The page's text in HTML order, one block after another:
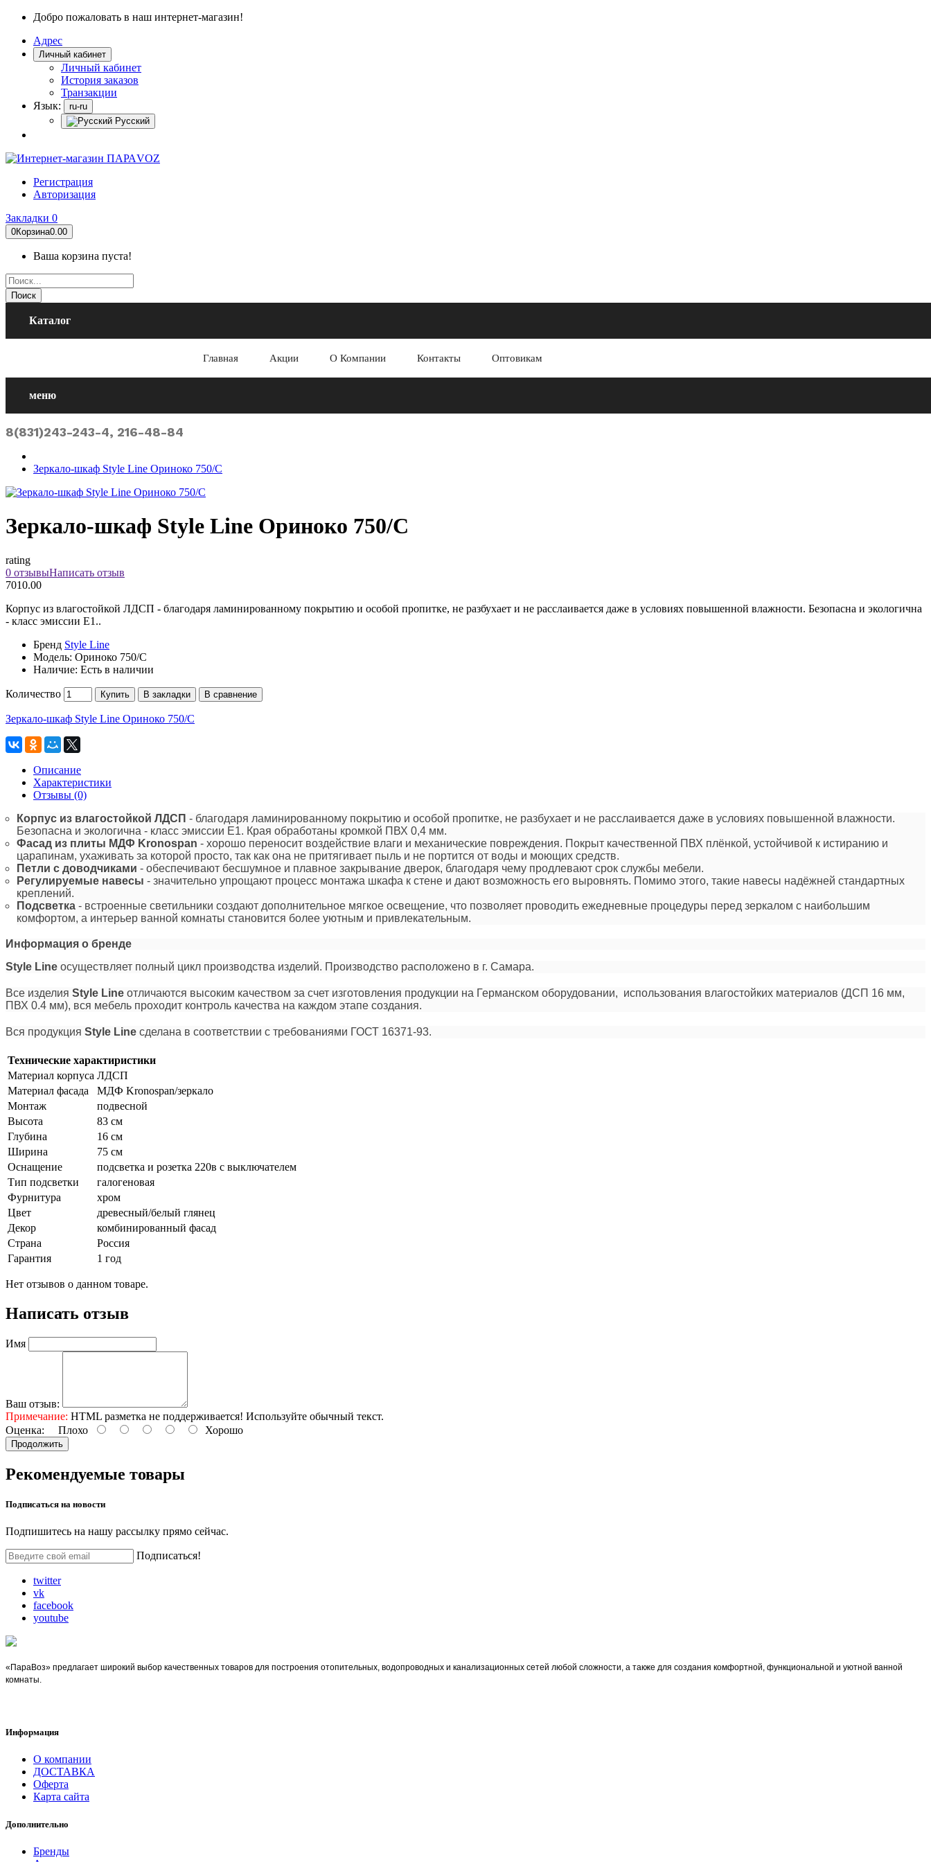
Добро пожаловать в наш интернет-магазин!
Адрес
Личный кабинет
Личный кабинет
История заказов
Транзакции
Язык:
ru-ru
Русский
Регистрация
Авторизация
Закладки 0
0Корзина0.00
Ваша корзина пуста!
Поиск
Каталог
Главная Акции О Компании Контакты Оптовикам
меню
8(831)243-243-4, 216-48-84
Зеркало-шкаф Style Line Ориноко 750/С
Зеркало-шкаф Style Line Ориноко 750/С
rating
0 отзывыНаписать отзыв
7010.00
Корпус из влагостойкой ЛДСП - благодаря ламинированному покрытию и особой пропитке, не разбухает и не расслаивается даже в условиях повышенной влажности. Безопасна и экологична
- класс эмиссии Е1..
Бренд Style Line
Модель: Ориноко 750/С
Наличие: Есть в наличии
Количество Купить В закладки В сравнение
Зеркало-шкаф Style Line Ориноко 750/С
Описание
Характеристики
Отзывы (0)
Корпус из влагостойкой ЛДСП - благодаря ламинированному покрытию и особой пропитке, не разбухает и не расслаивается даже в условиях повышенной влажности.
Безопасна и экологична - класс эмиссии Е1. Края обработаны кромкой ПВХ 0,4 мм.
Фасад из плиты МДФ Kronospan - хорошо переносит воздействие влаги и механические повреждения. Покрыт качественной ПВХ плёнкой, устойчивой к истиранию и
царапинам, ухаживать за которой просто, так как она не притягивает пыль и не портится от воды и моющих средств.
Петли с доводчиками - обеспечивают бесшумное и плавное закрывание дверок, благодаря чему продлевают срок службы мебели.
Регулируемые навесы - значительно упрощают процесс монтажа шкафа к стене и дают возможность его выровнять. Помимо этого, такие навесы надёжней стандартных
креплений.
Подсветка - встроенные светильники создают дополнительное мягкое освещение, что позволяет проводить ежедневные процедуры перед зеркалом с наибольшим
комфортом, а интерьер ванной комнаты становится более уютным и привлекательным.
Информация о бренде
Style Line осуществляет полный цикл производства изделий. Производство расположено в г. Самара.
Все изделия Style Line отличаются высоким качеством за счет изготовления продукции на Германском оборудовании, использования влагостойких материалов (ДСП 16 мм,
ПВХ 0.4 мм), вся мебель проходит контроль качества на каждом этапе создания.
Вся продукция Style Line сделана в соответствии с требованиями ГОСТ 16371-93.
Технические характиристики
Материал корпуса ЛДСП
Материал фасада
МДФ Kronospan/зеркало
Монтаж
подвесной
Высота
83 см
Глубина
16 см
Ширина
75 см
Оснащение
подсветка и розетка 220в с выключателем
Тип подсветки
галогеновая
Фурнитура
хром
Цвет
древесный/белый глянец
Декор
комбинированный фасад
Страна
Россия
Гарантия
1 год
Нет отзывов о данном товаре.
Написать отзыв
Имя
Ваш отзыв:
Примечание: HTML разметка не поддерживается! Используйте обычный текст.
Оценка: Плохо Хорошо
Продолжить
Рекомендуемые товары
Подписаться на новости
Подпишитесь на нашу рассылку прямо сейчас.
Подписаться!
twitter
vk
facebook
youtube
«ПараВоз» предлагает широкий выбор качественных товаров для построения отопительных, водопроводных и канализационных сетей любой сложности, а также для создания комфортной, функциональной и уютной ванной
комнаты.
Информация
О компании
ДОСТАВКА
Оферта
Карта сайта
Дополнительно
Бренды